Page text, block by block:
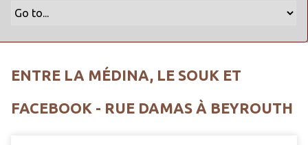
ENTRE LA MÉDINA, LE SOUK ET
FACEBOOK - RUE DAMAS À BEYROUTH